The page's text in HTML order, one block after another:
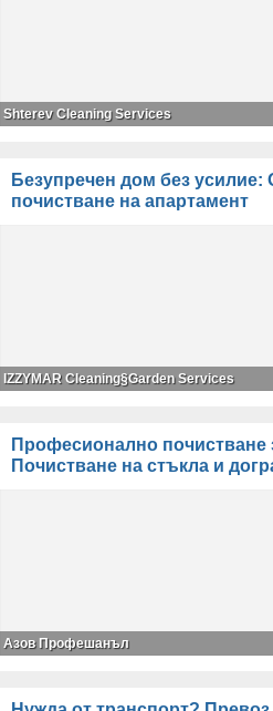
Shterev Cleaning Services
Безупречен дом без усилие:
почистване на апартамент
IZZYMAR Cleaning§Garden Services
Професионално почистване
Почистване на стъкла и
Азов Профешанъл